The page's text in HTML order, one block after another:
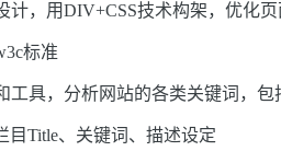
计，用DIV+CSS技术构架，优化
标准
工具，分析网站的各类关键词，
目Title、关键词、描述设定